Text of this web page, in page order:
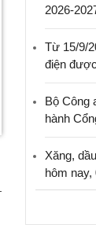
2026-
Từ 15/9/
điện
Bộ Công
hành
Xăng,
hôm nay,